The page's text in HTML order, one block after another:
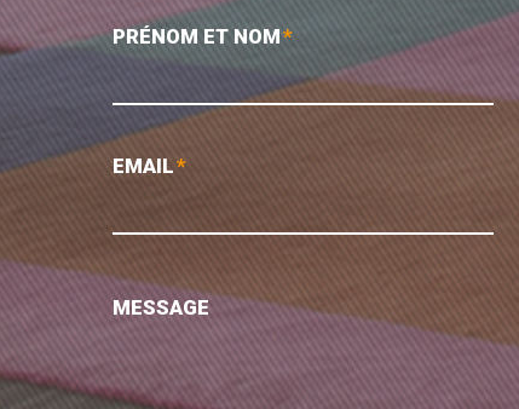
PRÉNOM ET NOM*
EMAIL*
MESSAGE